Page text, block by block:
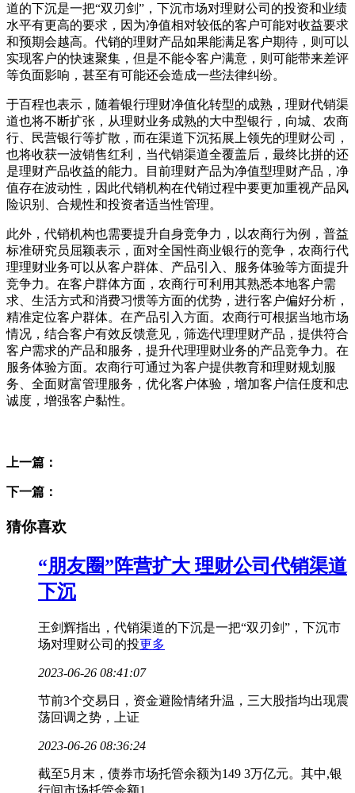
道的下沉是一把“双刃剑”，下沉市场对理财公司的投资和业绩
水平有更高的要求，因为净值相对较低的客户可能对收益要求
和预期会越高。代销的理财产品如果能满足客户期待，则可以
实现客户的快速聚集，但是不能令客户满意，则可能带来差评
等负面影响，甚至有可能还会造成一些法律纠纷。
于百程也表示，随着银行理财净值化转型的成熟，理财代销渠
道也将不断扩张，从理财业务成熟的大中型银行，向城、农商
行、民营银行等扩散，而在渠道下沉拓展上领先的理财公司，
也将收获一波销售红利，当代销渠道全覆盖后，最终比拼的还
是理财产品收益的能力。目前理财产品为净值型理财产品，净
值存在波动性，因此代销机构在代销过程中要更加重视产品风
险识别、合规性和投资者适当性管理。
此外，代销机构也需要提升自身竞争力，以农商行为例，普益
标准研究员屈颖表示，面对全国性商业银行的竞争，农商行代
理理财业务可以从客户群体、产品引入、服务体验等方面提升
竞争力。在客户群体方面，农商行可利用其熟悉本地客户需
求、生活方式和消费习惯等方面的优势，进行客户偏好分析，
精准定位客户群体。在产品引入方面。农商行可根据当地市场
情况，结合客户有效反馈意见，筛选代理理财产品，提供符合
客户需求的产品和服务，提升代理理财业务的产品竞争力。在
服务体验方面。农商行可通过为客户提供教育和理财规划服
务、全面财富管理服务，优化客户体验，增加客户信任度和忠
诚度，增强客户黏性。
上一篇：
下一篇：
猜你喜欢
“朋友圈”阵营扩大 理财公司代销渠道
下沉
王剑辉指出，代销渠道的下沉是一把“双刃剑”，下沉市
场对理财公司的投更多
2023-06-26 08:41:07
节前3个交易日，资金避险情绪升温，三大股指均出现震
荡回调之势，上证
2023-06-26 08:36:24
截至5月末，债券市场托管余额为149 3万亿元。其中,银
行间市场托管余额1